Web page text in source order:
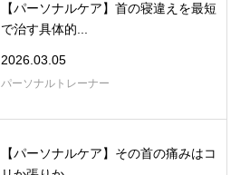
【パーソナルケア】首の寝違えを最短
で治す具体的...
2026.03.05
パーソナルトレーナー
【パーソナルケア】その首の痛みはコ